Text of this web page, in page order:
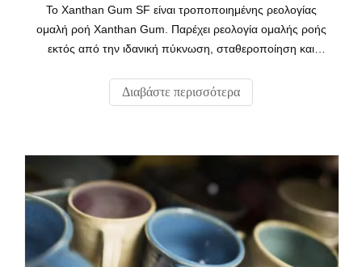
Το Xanthan Gum SF είναι τροποποιημένης ρεολογίας
ομαλή ροή Xanthan Gum. Παρέχει ρεολογία ομαλής ροής
εκτός από την ιδανική πύκνωση, σταθεροποίηση και
εφαρμογές τροφίμων.
Διαβάστε περισσότερα